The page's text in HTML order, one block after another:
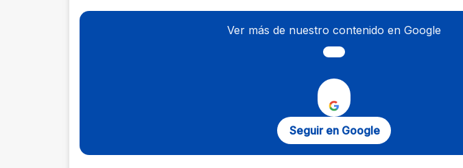
Ver más de nuestro contenido en Google
Seguir en Google